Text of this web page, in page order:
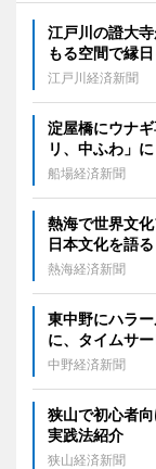
江戸川の證大
もる空間で縁
江戸川経済新聞
淀屋橋にウナ
リ、中ふわ」に
船場経済新聞
熱海で世界文
日本文化を語る
熱海経済新聞
東中野にハラ
に、タイムサ
中野経済新聞
狭山で初心者
実践法紹介
狭山経済新聞